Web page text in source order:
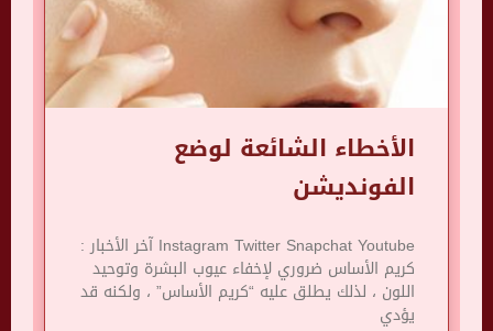
الأخطاء الشائعة لوضع
الفونديشن
Instagram Twitter Snapchat Youtube آخر الأخبار :
كريم الأساس ضروري لإخفاء عيوب البشرة وتوحيد
اللون ، لذلك يطلق عليه “كريم الأساس” ، ولكنه قد
يؤدي